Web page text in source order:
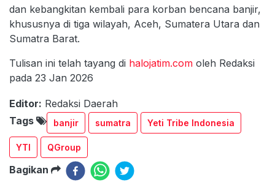
dan kebangkitan kembali para korban bencana banjir,
khususnya di tiga wilayah, Aceh, Sumatera Utara dan
Sumatra Barat.
Tulisan ini telah tayang di halojatim.com oleh Redaksi
pada 23 Jan 2026
Editor: Redaksi Daerah
Tags
banjir sumatra Yeti Tribe Indonesia
YTI QGroup
Bagikan